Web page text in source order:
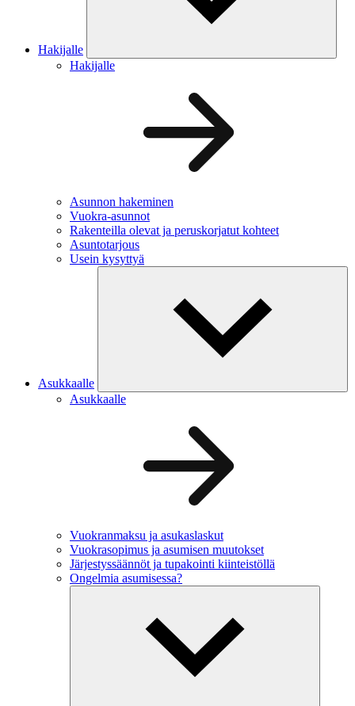
Hakijalle
Hakijalle
Asunnon hakeminen
Vuokra-asunnot
Rakenteilla olevat ja peruskorjatut kohteet
Asuntotarjous
Usein kysyttyä
Asukkaalle
Asukkaalle
Vuokranmaksu ja asukaslaskut
Vuokrasopimus ja asumisen muutokset
Järjestyssäännöt ja tupakointi kiinteistöllä
Ongelmia asumisessa?